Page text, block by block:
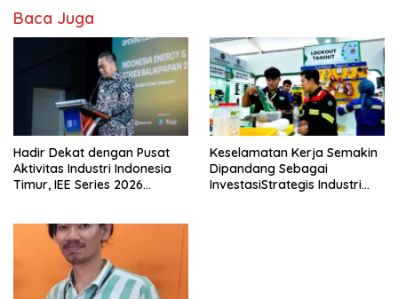
Baca Juga
Hadir Dekat dengan Pusat
Aktivitas Industri Indonesia
Timur, IEE Series 2026
Keselamatan Kerja Semakin
Dipandang Sebagai
InvestasiStrategis Industri